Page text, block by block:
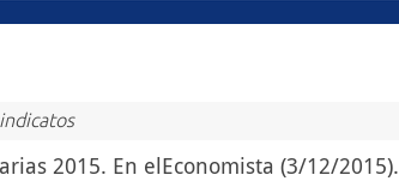
2015. En elEconomista (3/12/2015).